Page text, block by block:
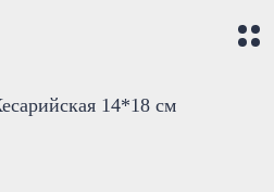
14*18 см